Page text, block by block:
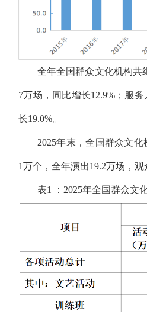
全年全国群众文化机构共
7万场，同比增长12.9%；服
长19.0%。
2025年末，全国群众文
1万个，全年演出19.2万场，观
表1 ：2025年全国群众文